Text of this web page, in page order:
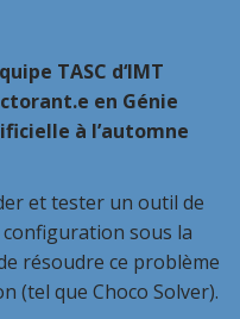
TASC d‘IMT
en Génie
à l’automne
et tester un outil de
sous la
résoudre ce problème
(tel que Choco Solver).